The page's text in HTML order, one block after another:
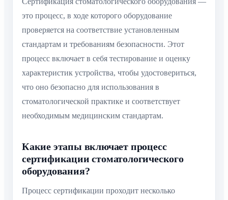
это процесс, в ходе которого оборудование
проверяется на соответствие установленным
стандартам и требованиям безопасности. Этот
процесс включает в себя тестирование и оценку
характеристик устройства, чтобы удостовериться,
что оно безопасно для использования в
стоматологической практике и соответствует
необходимым медицинским стандартам.
Какие этапы включает процесс
сертификации стоматологического
оборудования?
Процесс сертификации проходит несколько